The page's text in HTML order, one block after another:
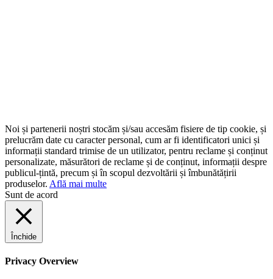
Noi și partenerii noștri stocăm și/sau accesăm fisiere de tip cookie, și
prelucrăm date cu caracter personal, cum ar fi identificatori unici și
informații standard trimise de un utilizator, pentru reclame și conținut
personalizate, măsurători de reclame și de conținut, informații despre
publicul-țintă, precum și în scopul dezvoltării și îmbunătățirii
produselor. Află mai multe
Sunt de acord
Închide
Privacy Overview